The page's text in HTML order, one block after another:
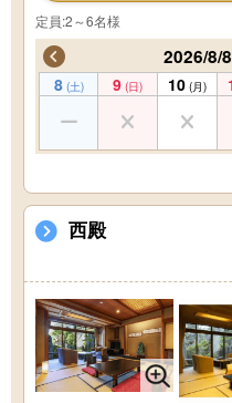
定員:2～6名様
2026/8/
8 (土) 9 (日) 10 (月)
西殿